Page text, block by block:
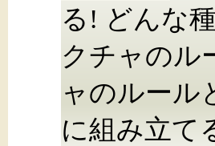
る! どんな
クチャのル
ャのルール
に組み立て